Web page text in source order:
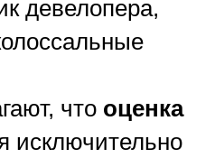
девелопера,
что оценка
исключительно